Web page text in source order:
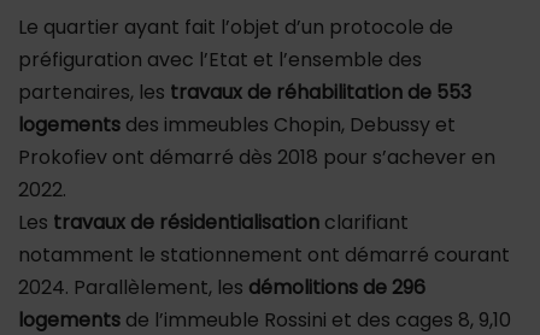
Le quartier ayant fait l’objet d’un protocole de
préfiguration avec l’Etat et l’ensemble des
partenaires, les travaux de réhabilitation de 553
logements des immeubles Chopin, Debussy et
Prokofiev ont démarré dès 2018 pour s’achever en
2022.
Les travaux de résidentialisation clarifiant
notamment le stationnement ont démarré courant
2024. Parallèlement, les démolitions de 296
logements de l’immeuble Rossini et des cages 8, 9,10